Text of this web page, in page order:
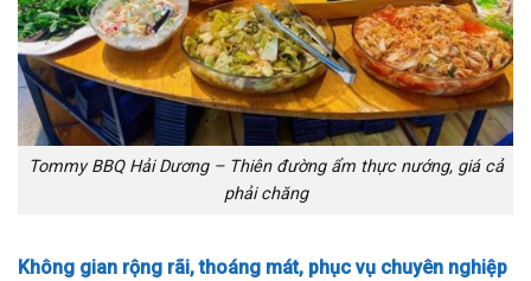
Tommy BBQ Hải Dương – Thiên đường ẩm thực nướng, giá cả
phải chăng
Không gian rộng rãi, thoáng mát, phục vụ chuyên nghiệp